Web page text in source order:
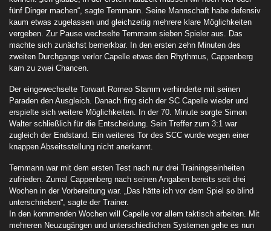
fünf Dinger machen“, sagte Temmann. Seine Mannschaft habe defensiv
kaum etwas zugelassen und gleichzeitig mehrere klare Möglichkeiten
vergeben. Zur Pause wechselte Temmann sieben Spieler aus. Das
machte sich zunächst bemerkbar. In den ersten zehn Minuten des
zweiten Durchgangs verlor Capelle etwas den Rhythmus, Cappenberg
kam zu zwei Chancen.
Der eingewechselte Torwart Romeo Stamm verhinderte mit seinen
Paraden den Ausgleich. Danach fing sich der SC Capelle wieder und
erspielte sich weitere Möglichkeiten. In der 70. Minute sorgte Simon
Walter schließlich für die Entscheidung. Sein Treffer zum 3:1 war
zugleich der Endstand. Ein weiteres Tor des SCC wurde wegen einer
knappen Abseitsstellung nicht anerkannt.
Temmann war mit dem ersten Test nach nur drei Trainingseinheiten
zufrieden. Zumal Cappenberg nach seinen Angaben bereits seit drei
Wochen in der Vorbereitung war. „Das hätte ich vor dem Spiel so blind
unterschrieben“, sagte der Trainer.
In den kommenden Wochen will Capelle vor allem taktisch arbeiten. Mit
mehreren Neuzugängen und unterschiedlichen Systemen gehe es nun